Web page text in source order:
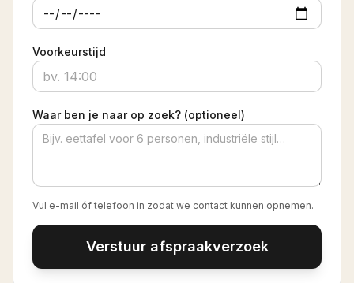
Voorkeurstijd
Waar ben je naar op zoek? (optioneel)
Vul e-mail óf telefoon in zodat we contact kunnen opnemen.
Verstuur afspraakverzoek